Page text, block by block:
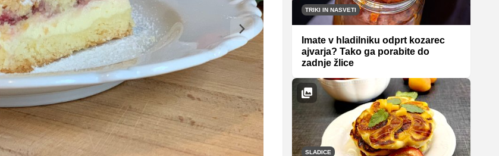
TRIKI IN NASVETI
Imate v hladilniku odprt kozarec
ajvarja? Tako ga porabite do
zadnje žlice
SLADICE